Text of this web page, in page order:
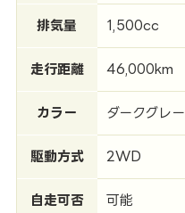
排気量 1,500cc
走行距離 46,000km
カラー ダークグレー
駆動方式 2WD
自走可否 可能